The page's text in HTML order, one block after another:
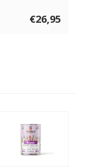
€26,95